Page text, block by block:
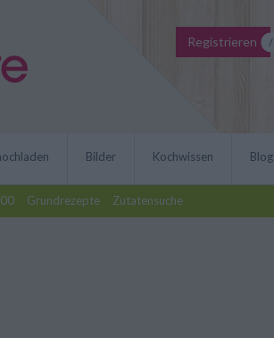
Registrieren
Grundrezepte Zutatensuche
Bilder Kochwissen Blog